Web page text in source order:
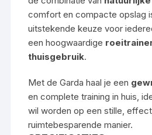
comfort en compacte opslag
uitstekende keuze voor
een hoogwaardige
thuisgebruik.
Met de Garda haal je een
en complete training in huis,
wil worden op een stille,
ruimtebesparende manier.